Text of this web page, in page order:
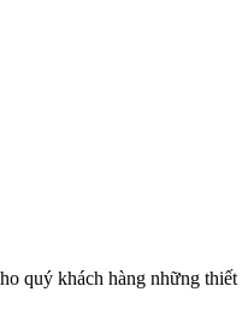
quý khách hàng những thiết